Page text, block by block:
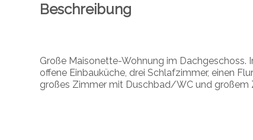
Beschreibung
Große Maisonette-Wohnung im Dachgeschoss.
offene Einbauküche, drei Schlafzimmer, einen
großes Zimmer mit Duschbad/WC und großem